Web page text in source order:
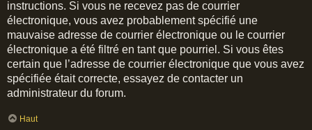
instructions. Si vous ne recevez pas de courrier
électronique, vous avez probablement spécifié une
mauvaise adresse de courrier électronique ou le courrier
électronique a été filtré en tant que pourriel. Si vous êtes
certain que l’adresse de courrier électronique que vous avez
spécifiée était correcte, essayez de contacter un
administrateur du forum.
Haut